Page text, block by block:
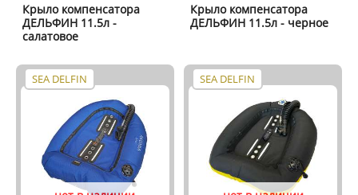
Крыло компенсатора
ДЕЛЬФИН 11.5л -
салатовое
Крыло компенсатора
ДЕЛЬФИН 11.5л - черное
SEA DELFIN SEA DELFIN